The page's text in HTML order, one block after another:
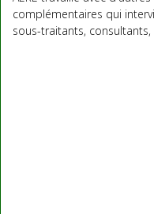
complémentaires qui
sous-traitants,